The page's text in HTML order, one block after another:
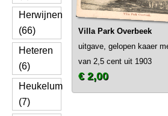
Herwijnen
(66)
Heteren
(6)
Heukelum
(7)
Villa Park Overbeek
uitgave, gelopen kaaer
van 2,5 cent uit 1903
€ 2,00